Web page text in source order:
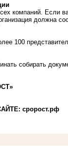
компаний. Если
должна
100
собирать
сророст.рф